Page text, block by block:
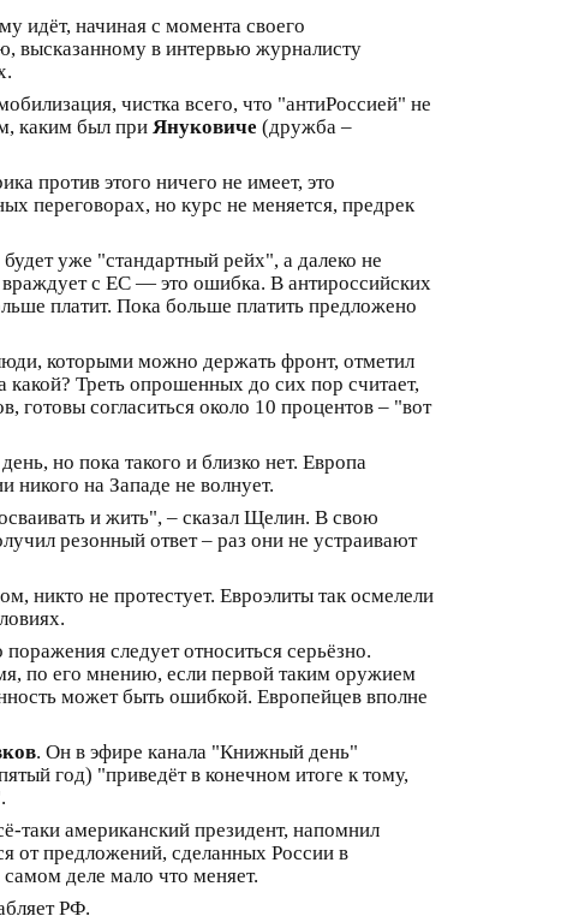
идёт, начиная с момента своего
высказанному в интервью журналисту
чистка всего, что "антиРоссией" не
каким был при Януковиче (дружба –
против этого ничего не имеет, это
переговорах, но курс не меняется, предрек
уже "стандартный рейх", а далеко не
с ЕС — это ошибка. В антироссийских
платит. Пока больше платить предложено
которыми можно держать фронт, отметил
Треть опрошенных до сих пор считает,
согласиться около 10 процентов – "вот
но пока такого и близко нет. Европа
никого на Западе не волнует.
и жить", – сказал Щелин. В свою
резонный ответ – раз они не устраивают
никто не протестует. Евроэлиты так осмелели
следует относиться серьёзно.
по его мнению, если первой таким оружием
может быть ошибкой. Европейцев вполне
. Он в эфире канала "Книжный день"
год) "приведёт в конечном итоге к тому,
таки американский президент, напомнил
от предложений, сделанных России в
деле мало что меняет.
РФ.